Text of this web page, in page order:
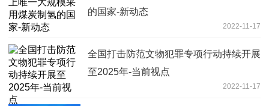
的国家-新动态
2022-11-17
全国打击防范文物犯罪专项行动持续开展
至2025年-当前视点
2022-11-17